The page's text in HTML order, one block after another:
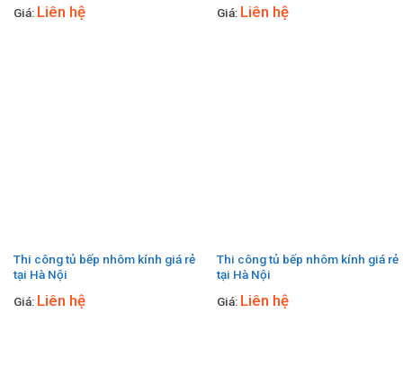
Giá: Liên hệ Giá: Liên hệ
Thi công tủ bếp nhôm kính giá rẻ
tại Hà Nội
Giá: Liên hệ
Thi công tủ bếp nhôm kính giá rẻ
tại Hà Nội
Giá: Liên hệ